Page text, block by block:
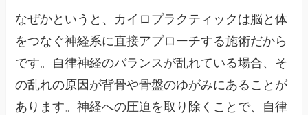
なぜかというと、カイロプラクティックは脳と体
をつなぐ神経系に直接アプローチする施術だから
です。自律神経のバランスが乱れている場合、そ
の乱れの原因が背骨や骨盤のゆがみにあることが
あります。神経への圧迫を取り除くことで、自律